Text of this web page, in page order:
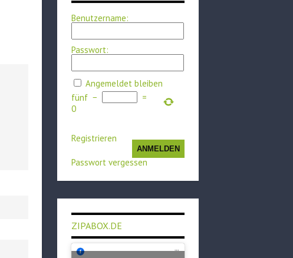
Benutzername:
Passwort:
Angemeldet bleiben
fünf −
=
0
ANMELDEN
Registrieren
Passwort vergessen
ZIPABOX.DE